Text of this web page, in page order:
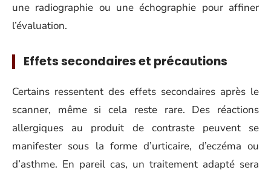
une radiographie ou une échographie pour affiner
l’évaluation.
Effets secondaires et précautions
Certains ressentent des effets secondaires après le
scanner, même si cela reste rare. Des réactions
allergiques au produit de contraste peuvent se
manifester sous la forme d’urticaire, d’eczéma ou
d’asthme. En pareil cas, un traitement adapté sera